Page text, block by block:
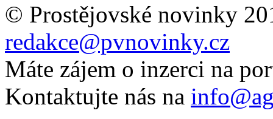
© Prostějovské novinky
redakce@pvnovinky.cz
Máte zájem o inzerci na
Kontaktujte nás na